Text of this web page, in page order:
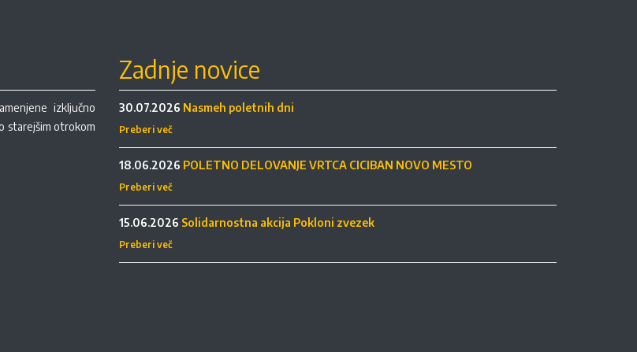
izključno
starejšim otrokom
Zadnje novice
30.07.2026 Nasmeh poletnih dni
Preberi več
18.06.2026 POLETNO DELOVANJE VRTCA CICIBAN NOVO MESTO
Preberi več
15.06.2026 Solidarnostna akcija Pokloni zvezek
Preberi več